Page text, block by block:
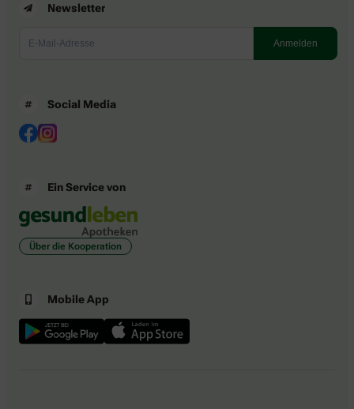
Newsletter
Social Media
Ein Service von
Über die Kooperation
Mobile App